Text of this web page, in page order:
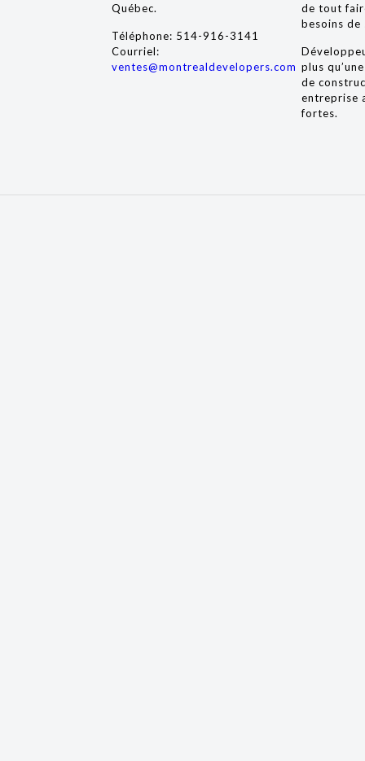
Québec.
Téléphone: 514-916-3141
Courriel:
ventes@montrealdevelopers.com
de tout
besoins de
plus
de
entreprise
fortes.